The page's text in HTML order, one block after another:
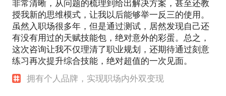
非常清晰，从问题的梳理到给出解决方案，甚至还教
授我新的思维模式，让我以后能够举一反三的使用。
虽然入职场很多年，但是通过测试，居然发现自己还
有没有用过的天赋技能包，绝对意外的彩蛋。总之，
这次咨询让我不仅理清了职业规划，还期待通过刻意
练习再次提升综合技能，绝对超值的一次见面。
拥有个人品牌，实现职场内外双变现